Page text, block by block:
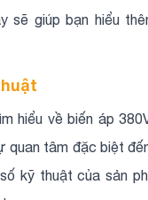
sẽ giúp bạn hiểu
hiểu về biến áp
quan tâm đặc biệt
kỹ thuật của sản